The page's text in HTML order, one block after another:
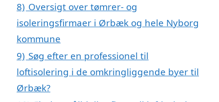
8) Oversigt over tømrer- og
isoleringsfirmaer i Ørbæk og hele Nyborg
kommune
9) Søg efter en professionel til
loftisolering i de omkringliggende byer til
Ørbæk?